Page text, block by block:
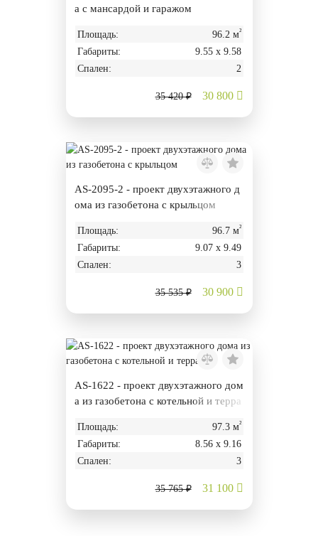
а с мансардой и гаражом
Площадь: 96.2 м²
Габариты:
9.55 х 9.58
Спален:
2
35 420 ₽ 30 800
AS-2095-2 - проект двухэтажного д
ома из газобетона с крыльцом
Площадь: 96.7 м²
Габариты:
9.07 х 9.49
Спален:
3
35 535 ₽ 30 900
AS-1622 - проект двухэтажного дом
а из газобетона с котельной и терра
Площадь: 97.3 м²
Габариты:
8.56 х 9.16
Спален:
3
35 765 ₽ 31 100